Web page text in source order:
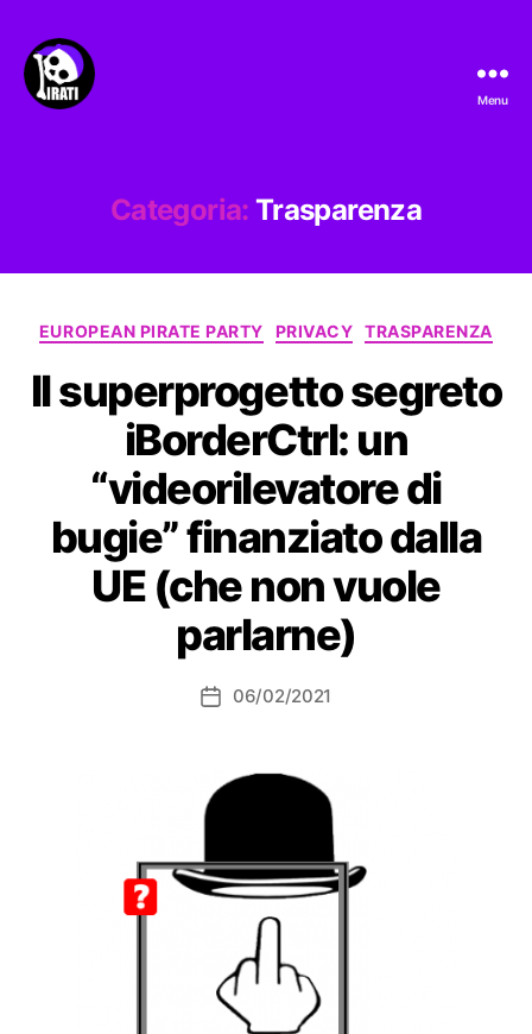
Menu
Categoria: Trasparenza
Categorie
EUROPEAN PIRATE PARTY PRIVACY TRASPARENZA
Il superprogetto segreto
iBorderCtrl: un
“videorilevatore di
bugie” finanziato dalla
UE (che non vuole
parlarne)
Data06/02/2021